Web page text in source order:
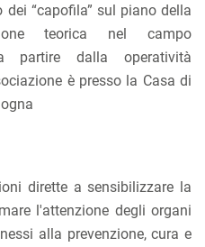
dei “capofila” sul piano della
teorica nel campo
partire dalla operatività
è presso la Casa di
dirette a sensibilizzare la
l'attenzione degli organi
alla prevenzione, cura e